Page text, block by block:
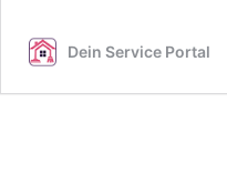
Dein Service Portal